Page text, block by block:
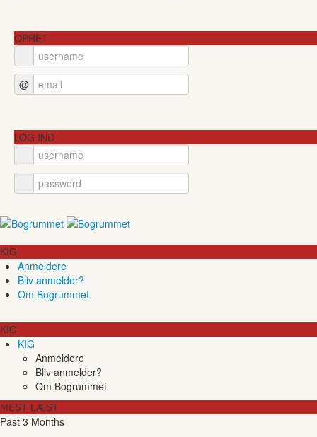
OPRET
@
LOG IND
KIG
Anmeldere
Bliv anmelder?
Om Bogrummet
KIG
KIG
Anmeldere
Bliv anmelder?
Om Bogrummet
MEST LÆST
Past 3 Months